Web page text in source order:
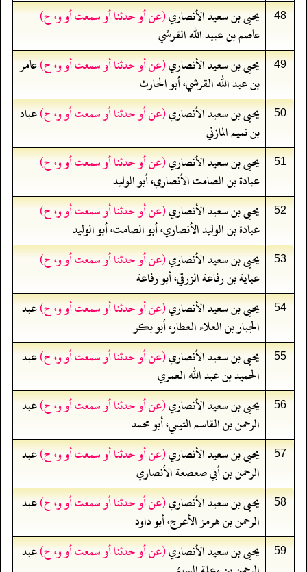
48 يحيى بن سعيد الأنصاري(عن أو حدثنا أو سمعت أو و، ح)
عاصم بن عبيد الله القرشي
49 يحيى بن سعيد الأنصاري(عن أو حدثنا أو سمعت أو و، ح)عامر
بن عبد الله القرشي، أبو الحارث
50 يحيى بن سعيد الأنصاري(عن أو حدثنا أو سمعت أو و، ح)عباد
بن تميم المازني
51 يحيى بن سعيد الأنصاري(عن أو حدثنا أو سمعت أو و، ح)
عبادة بن الصامت الأنصاري، أبو الوليد
52 يحيى بن سعيد الأنصاري(عن أو حدثنا أو سمعت أو و، ح)
عبادة بن الوليد الأنصاري، أبو الصامت، أبو الوليد
53 يحيى بن سعيد الأنصاري(عن أو حدثنا أو سمعت أو و، ح)
عباية بن رفاعة الزرقي، أبو رفاعة
54 يحيى بن سعيد الأنصاري(عن أو حدثنا أو سمعت أو و، ح)عبد
الجبار بن العلاء العطار، أبو بكر
55 يحيى بن سعيد الأنصاري(عن أو حدثنا أو سمعت أو و، ح)عبد
الحميد بن عبد الله العمري
56 يحيى بن سعيد الأنصاري(عن أو حدثنا أو سمعت أو و، ح)عبد
الرحمن بن القاسم التيمي، أبو محمد
57 يحيى بن سعيد الأنصاري(عن أو حدثنا أو سمعت أو و، ح)عبد
الرحمن بن أبي صعصعة الأنصاري
58 يحيى بن سعيد الأنصاري(عن أو حدثنا أو سمعت أو و، ح)عبد
الرحمن بن هرمز الأعرج، أبو داود
59 يحيى بن سعيد الأنصاري(عن أو حدثنا أو سمعت أو و، ح)عبد